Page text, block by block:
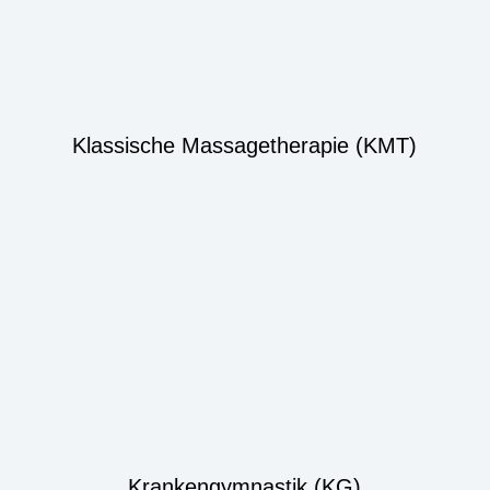
Klassische Massagetherapie (KMT)